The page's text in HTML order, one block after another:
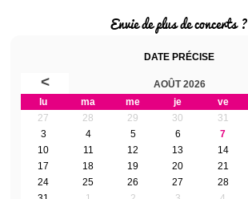
Envie de plus de concerts ?
DATE PRÉCISE
< AOÛT 2026
lu ma me je ve
27
28 29 30 31
3
4 5 6 7
10
11 12 13 14
17
18 19 20 21
24
25 26 27 28